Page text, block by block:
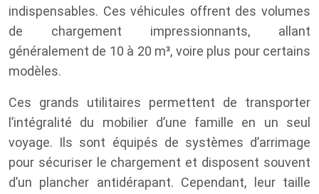
indispensables. Ces véhicules offrent des volumes
de chargement impressionnants, allant
généralement de 10 à 20 m³, voire plus pour certains
modèles.
Ces grands utilitaires permettent de transporter
l’intégralité du mobilier d’une famille en un seul
voyage. Ils sont équipés de systèmes d’arrimage
pour sécuriser le chargement et disposent souvent
d’un plancher antidérapant. Cependant, leur taille